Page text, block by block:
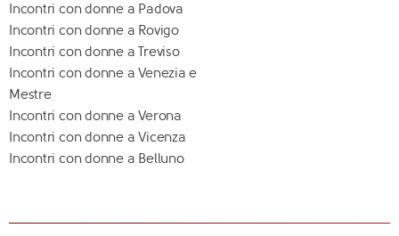
Incontri con donne a Padova
Incontri con donne a Rovigo
Incontri con donne a Treviso
Incontri con donne a Venezia e
Mestre
Incontri con donne a Verona
Incontri con donne a Vicenza
Incontri con donne a Belluno